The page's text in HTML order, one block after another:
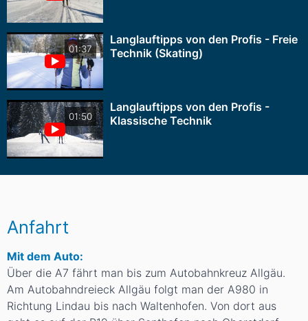
01:37
Langlauftipps von den Profis - Freie
Technik (Skating)
01:50
Langlauftipps von den Profis -
Klassische Technik
Anfahrt
Mit dem Auto:
Über die A7 fährt man bis zum Autobahnkreuz Allgäu.
Am Autobahndreieck Allgäu folgt man der A980 in
Richtung Lindau bis nach Waltenhofen. Von dort aus